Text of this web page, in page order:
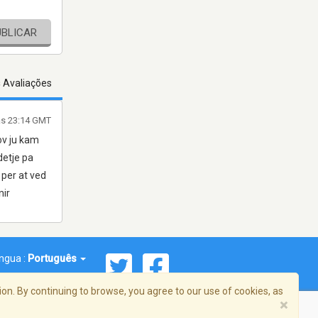
Avaliações
ju kam
pa
at ved
23:14 GMT
: Português
By continuing to browse, you agree to our use of cookies, as
×